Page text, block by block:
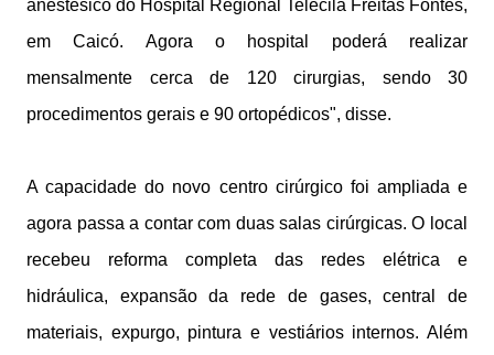
anestésico do Hospital Regional Telecila Freitas Fontes,
em Caicó. Agora o hospital poderá realizar
mensalmente cerca de 120 cirurgias, sendo 30
procedimentos gerais e 90 ortopédicos", disse.
A capacidade do novo centro cirúrgico foi ampliada e
agora passa a contar com duas salas cirúrgicas. O local
recebeu reforma completa das redes elétrica e
hidráulica, expansão da rede de gases, central de
materiais, expurgo, pintura e vestiários internos. Além